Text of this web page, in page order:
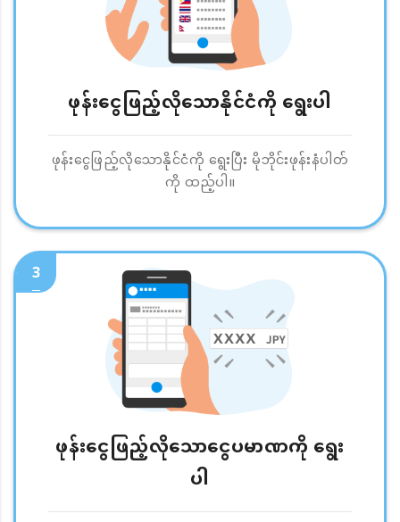
ဖုန်းငွေဖြည့်လိုသောနိုင်ငံကို ရွေးပါ
ဖုန်းငွေဖြည့်လိုသောနိုင်ငံကို ရွေးပြီး မိုဘိုင်းဖုန်းနံပါတ်
ကို ထည့်ပါ။
3
ဖုန်းငွေဖြည့်လိုသောငွေပမာဏကို ရွေး
ပါ